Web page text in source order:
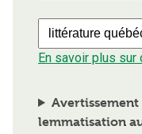
En savoir plus sur
lemmatisation